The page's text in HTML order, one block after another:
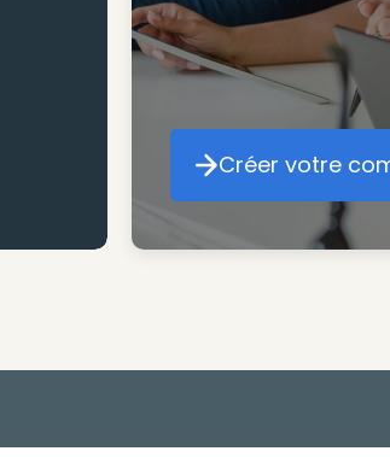
Créer votre